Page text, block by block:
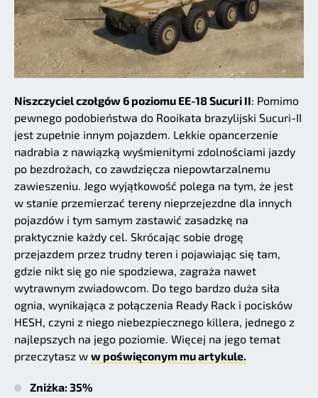
Niszczyciel czołgów 6 poziomu EE-18 Sucuri II: Pomimo
pewnego podobieństwa do Rooikata brazylijski Sucuri-II
jest zupełnie innym pojazdem. Lekkie opancerzenie
nadrabia z nawiązką wyśmienitymi zdolnościami jazdy
po bezdrożach, co zawdzięcza niepowtarzalnemu
zawieszeniu. Jego wyjątkowość polega na tym, że jest
w stanie przemierzać tereny nieprzejezdne dla innych
pojazdów i tym samym zastawić zasadzkę na
praktycznie każdy cel. Skrócając sobie drogę
przejazdem przez trudny teren i pojawiając się tam,
gdzie nikt się go nie spodziewa, zagraża nawet
wytrawnym zwiadowcom. Do tego bardzo duża siła
ognia, wynikająca z połączenia Ready Rack i pocisków
HESH, czyni z niego niebezpiecznego killera, jednego z
najlepszych na jego poziomie. Więcej na jego temat
przeczytasz w w poświęconym mu artykule.
Zniżka: 35%